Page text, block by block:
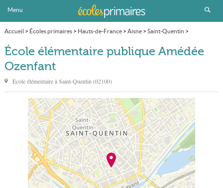
Menu
Accueil > Écoles primaires> Hauts-de-France> Aisne> Saint-Quentin >
École élémentaire publique Amédée Ozenfant
École élémentaire publique Amédée
Ozenfant
École élémentaire àSaint-Quentin (02100)